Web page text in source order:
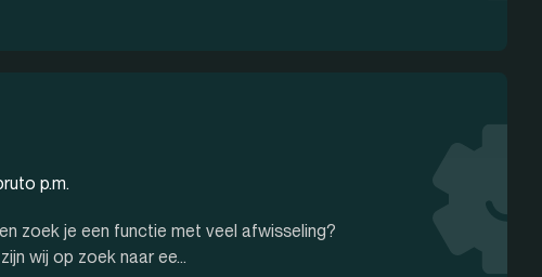
p.m.
zoek je een functie met veel afwisseling?
wij op zoek naar ee...